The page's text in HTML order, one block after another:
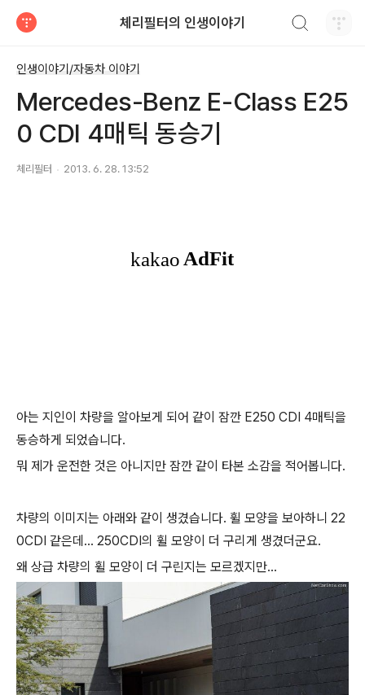
체리필터의 인생이야기
인생이야기/자동차 이야기
Mercedes-Benz E-Class E25
0 CDI 4매틱 동승기
체리필터 2013. 6. 28. 13:52
아는 지인이 차량을 알아보게 되어 같이 잠깐 E250 CDI 4매틱을
동승하게 되었습니다.
뭐 제가 운전한 것은 아니지만 잠깐 같이 타본 소감을 적어봅니다.
차량의 이미지는 아래와 같이 생겼습니다. 휠 모양을 보아하니 22
0CDI 같은데... 250CDI의 휠 모양이 더 구리게 생겼더군요.
왜 상급 차량의 휠 모양이 더 구린지는 모르겠지만...